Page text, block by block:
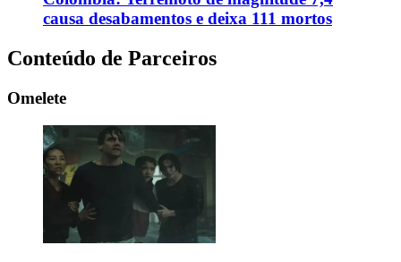
causa desabamentos e deixa 111 mortos
Conteúdo de Parceiros
Omelete